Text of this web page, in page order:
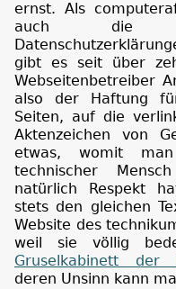
ernst. Als
auch die
gibt es seit über
Webseitenbetreiber
also der Haftung
Seiten, auf die
Aktenzeichen von
etwas, womit man
technischer
natürlich Respekt
stets den gleichen
Website des
weil sie völlig
Gruselkabinett der
deren Unsinn kann